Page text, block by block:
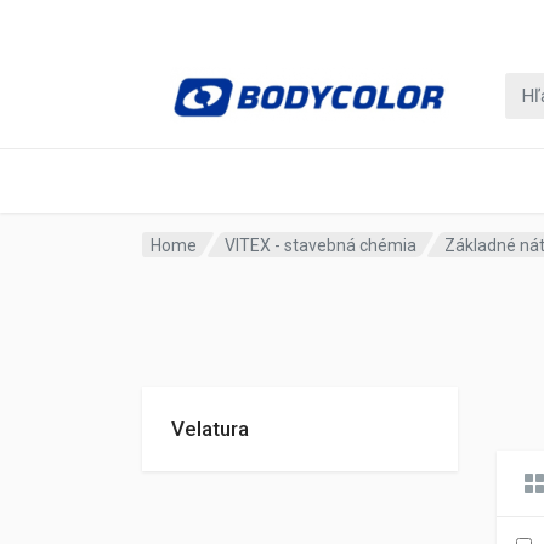
Home VITEX - stavebná chémia Základné
Velatura